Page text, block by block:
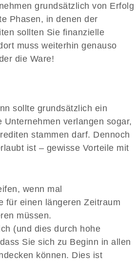
grundsätzlich von Erfolg
Phasen, in denen der
sollten Sie finanzielle
muss weiterhin genauso
die Ware!
sollte grundsätzlich ein
verlangen sogar,
stammen darf. Dennoch
ist – gewisse Vorteile mit
wenn mal
für einen längeren Zeitraum
müssen.
(und dies durch hohe
Sie sich zu Beginn in allen
können. Dies ist